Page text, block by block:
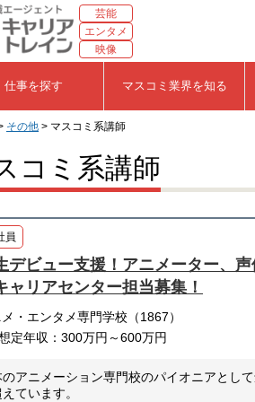
芸能
エンタメ
映像
仕事を探す マスコミ業界を知る
その他 > マスコミ系講師
コミ系講師
員
デビュー支援！アニメーター、
ャリアセンター担当募集！
・エンタメ専門学校（1867）
定年収：300万円～600万円
のアニメーション専門校のパイオニアとし
ています。